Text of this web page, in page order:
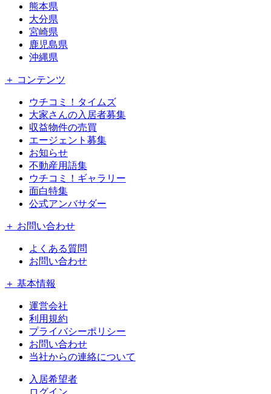
熊本県
大分県
宮崎県
鹿児島県
沖縄県
＋ コンテンツ
ウチコミ！タイムズ
大家さんの入居者募集
収益物件の売買
エージェント募集
お知らせ
不動産用語集
ウチコミ！ギャラリー
面白特集
公式アンバサダー
＋ お問い合わせ
よくある質問
お問い合わせ
＋ 基本情報
運営会社
利用規約
プライバシーポリシー
お問い合わせ
当社からの連絡について
入居希望者
ログイン